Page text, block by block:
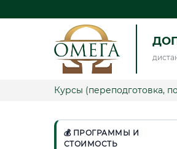
Курсы (переподготовка,
💰 ПРОГРАММЫ И
СТОИМОСТЬ